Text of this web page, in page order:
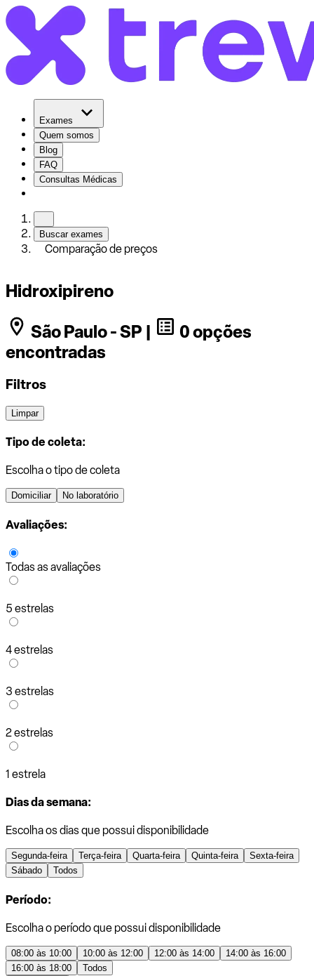
Exames
Quem somos
Blog
FAQ
Consultas Médicas
Buscar exames
Comparação de preços
Hidroxipireno
São Paulo - SP |
0 opções
encontradas
Filtros
Limpar
Tipo de coleta:
Escolha o tipo de coleta
Domiciliar No laboratório
Avaliações:
Todas as avaliações
5 estrelas
4 estrelas
3 estrelas
2 estrelas
1 estrela
Dias da semana:
Escolha os dias que possui disponibilidade
Segunda-feira Terça-feira Quarta-feira Quinta-feira
Sexta-feira
Sábado
Todos
Período:
Escolha o período que possui disponibilidade
08:00 às 10:00 10:00 às 12:00 12:00 às 14:00
14:00 às 16:00
16:00 às 18:00
Todos